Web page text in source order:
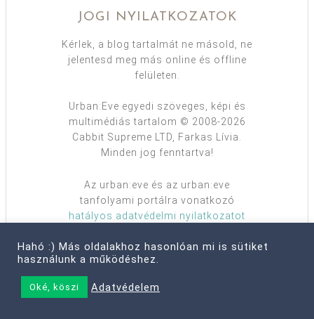
JOGI NYILATKOZATOK
Kérlek, a blog tartalmát ne másold, ne
jelentesd meg más online és offline
felületen.
Urban:Eve egyedi szöveges, képi és
multimédiás tartalom © 2008-2026
Cabbit Supreme LTD, Farkas Lívia.
Minden jog fenntartva!
Az urban:eve és az urban:eve
tanfolyami portálra vonatkozó
hatályos adatvédelmi nyilatkozatot
Hahó :) Más oldalakhoz hasonlóan mi is sütiket
használunk a működéshez.
Oké, köszi Adatvédelem